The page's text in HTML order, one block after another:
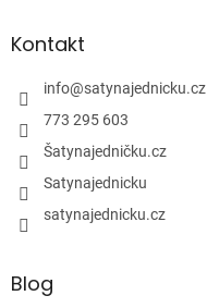
Kontakt
info@satynajednicku.cz
773 295 603
Šatynajedničku.cz
Satynajednicku
satynajednicku.cz
Blog